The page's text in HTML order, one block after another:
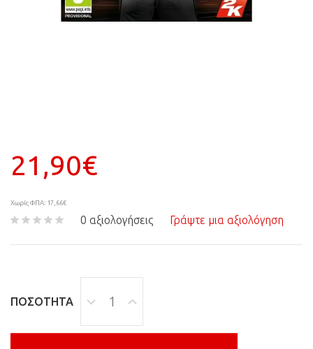
21,90€
Χωρίς ΦΠΑ: 17,66€
0 αξιολογήσεις Γράψτε μια αξιολόγηση
ΠΟΣΌΤΗΤΑ